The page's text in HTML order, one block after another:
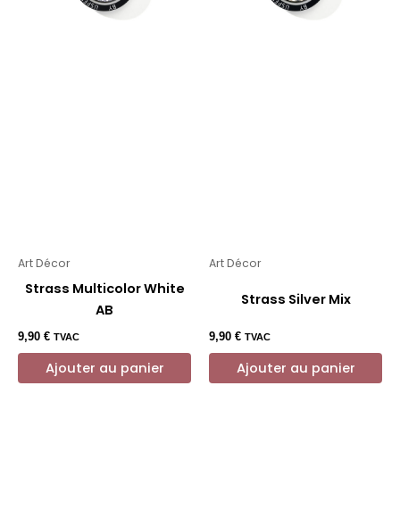
Art Décor
Strass Multicolor White
AB
9,90 € TVAC
Ajouter au panier
Art Décor
Strass Silver Mix
9,90 € TVAC
Ajouter au panier